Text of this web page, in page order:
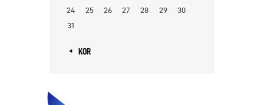
24
25 26 27 28 29
30
31
« KOR